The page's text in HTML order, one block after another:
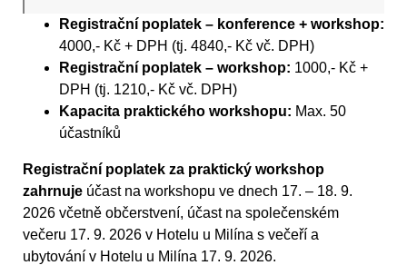
Registrační poplatek – konference + workshop:
4000,- Kč + DPH (tj. 4840,- Kč vč. DPH)
Registrační poplatek – workshop: 1000,- Kč +
DPH (tj. 1210,- Kč vč. DPH)
Kapacita praktického workshopu: Max. 50
účastníků
Registrační poplatek za praktický workshop
zahrnuje účast na workshopu ve dnech 17. – 18. 9.
2026 včetně občerstvení, účast na společenském
večeru 17. 9. 2026 v Hotelu u Milína s večeří a
ubytování v Hotelu u Milína 17. 9. 2026.